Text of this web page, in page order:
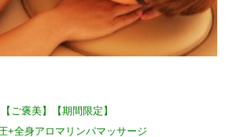
【ご褒美】【期間限定】
+全身アロマリンパマッサージ